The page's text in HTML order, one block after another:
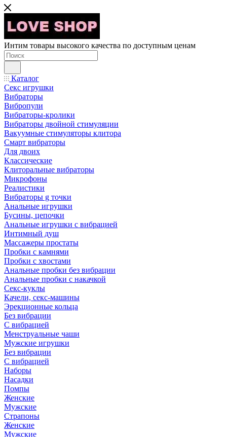
Интим товары высокого качества по доступным ценам
Каталог
Секс игрушки
Вибраторы
Вибропули
Вибраторы-кролики
Вибраторы двойной стимуляции
Вакуумные стимуляторы клитора
Смарт вибраторы
Для двоих
Классические
Клиторальные вибраторы
Микрофоны
Реалистики
Вибраторы g точки
Анальные игрушки
Бусины, цепочки
Анальные игрушки с вибрацией
Интимный душ
Массажеры простаты
Пробки с камнями
Пробки с хвостами
Анальные пробки без вибрации
Анальные пробки с накачкой
Секс-куклы
Качели, секс-машины
Эрекционные кольца
Без вибрации
С вибрацией
Менструальные чаши
Мужские игрушки
Без вибрации
С вибрацией
Наборы
Насадки
Помпы
Женские
Мужские
Страпоны
Женские
Мужские